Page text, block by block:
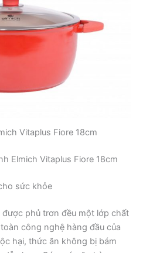
Vitaplus Fiore 18cm
Elmich Vitaplus Fiore 18cm
sức khỏe
phủ trơn đều một lớp chất
công nghệ hàng đầu của
hại, thức ăn không bị bám